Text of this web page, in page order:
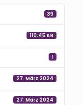
39
110.45 KB
1
27. März 2024
27. März 2024